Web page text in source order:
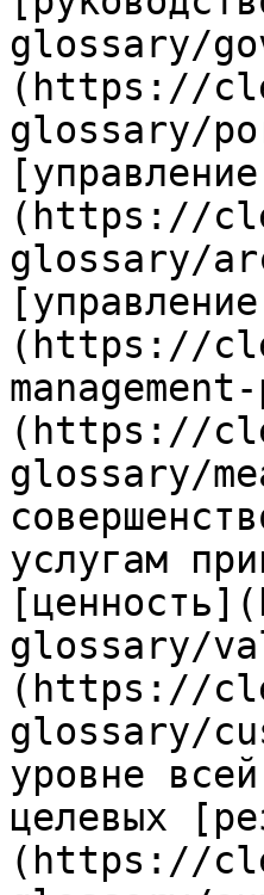
glossary/
(https://
glossary/
(https://
glossary/
(https://
(https://
glossary/
услугам
glossary/
(https://
glossary/
уровне
целевых
(https://